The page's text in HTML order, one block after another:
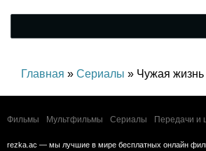
Главная » Сериалы » Чужая жизнь
Фильмы Мультфильмы Сериалы Передачи и
rezka.ac — мы лучшие в мире бесплатных онлайн